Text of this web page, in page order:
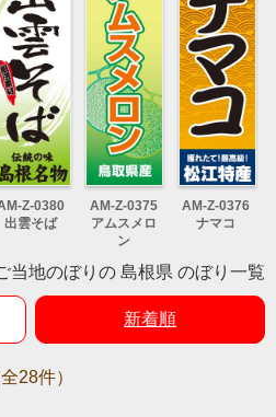
Z-0380
出雲そば
AM-Z-0375
アムスメロ
ン
AM-Z-0376
ナマコ
当地のぼりの 島根県 のぼり一覧
新着順
28件）